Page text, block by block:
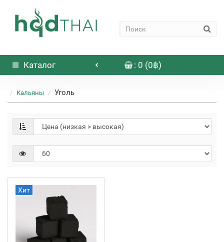
Каталог : 0 (0฿)
Кальяны Уголь
Хит